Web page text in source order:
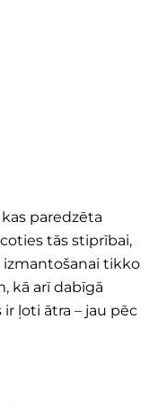
paredzēta
tās stiprībai,
tikko
kā arī dabīgā
ļoti ātra – jau pēc